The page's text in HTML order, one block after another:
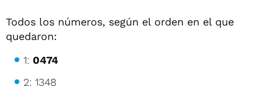
Todos los números, según el orden en el que
quedaron:
1: 0474
2: 1348